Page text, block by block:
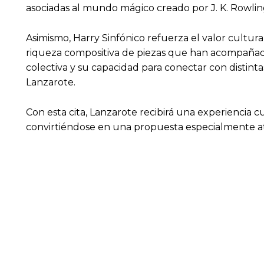
asociadas al mundo mágico creado por J. K.
Asimismo, Harry Sinfónico refuerza el valor
riqueza compositiva de piezas que han
colectiva y su capacidad para conectar con
Lanzarote.
Con esta cita, Lanzarote recibirá una experiencia
convirtiéndose en una propuesta especialmente